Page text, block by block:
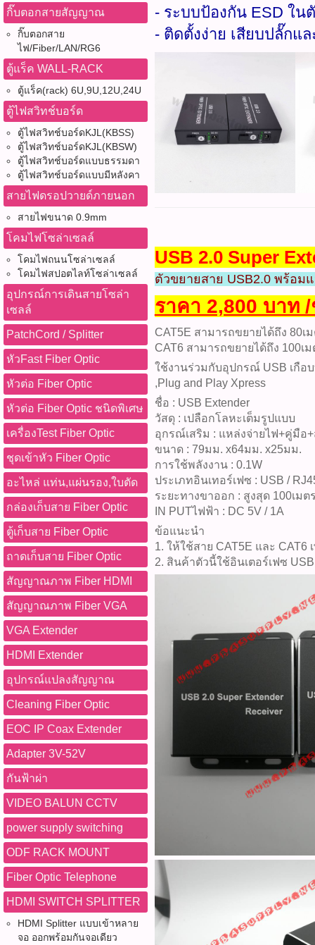
กิ๊บตอกสายสัญญาณ
กิ๊บตอกสาย
ไฟ/Fiber/LAN/RG6
ตู้แร็ค WALL-RACK
ตู้แร็ค(rack) 6U,9U,12U,24U
ตู้ไฟสวิทช์บอร์ด
ตู้ไฟสวิทช์บอร์ดKJL(KBSS)
ตู้ไฟสวิทช์บอร์ดKJL(KBSW)
ตู้ไฟสวิทช์บอร์ดแบบธรรมดา
ตู้ไฟสวิทช์บอร์ดแบบมีหลังคา
สายไฟดรอปวายด์ภายนอก
สายไฟขนาด 0.9mm
โคมไฟโซล่าเซลล์
โคมไฟถนนโซล่าเซลล์
โคมไฟสปอตไลท์โซล่าเซลล์
อุปกรณ์การเดินสายโซล่า
เซลล์
PatchCord / Splitter
หัวFast Fiber Optic
หัวต่อ Fiber Optic
หัวต่อ Fiber Optic ชนิดพิเศษ
เครื่องTest Fiber Optic
ชุดเข้าหัว Fiber Optic
อะไหล่ แท่น,แผ่นรอง,ใบตัด
กล่องเก็บสาย Fiber Optic
ตู้เก็บสาย Fiber Optic
ถาดเก็บสาย Fiber Optic
สัญญาณภาพ Fiber HDMI
สัญญาณภาพ Fiber VGA
VGA Extender
HDMI Extender
อุปกรณ์แปลงสัญญาณ
Cleaning Fiber Optic
EOC IP Coax Extender
Adapter 3V-52V
กันฟ้าผ่า
VIDEO BALUN CCTV
power supply switching
ODF RACK MOUNT
Fiber Optic Telephone
HDMI SWITCH SPLITTER
HDMI Splitter แบบเข้าหลาย
จอ ออกพร้อมกันจอเดียว
- ระบบป้องกัน ESD ใน
- ติดตั้งง่าย เสียบปลั๊กแล
USB 2.0 Super
ตัวขยายสาย USB2.0 พร้อม
ราคา 2,800 บาท
CAT5E สามารถขยายได้ถึง 80เ
CAT6 สามารถขยายได้ถึง 100เม
ใช้งานร่วมกับอุปกรณ์ USB เกือ
,Plug and Play Xpress
ชื่อ : USB Extender
วัสดุ : เปลือกโลหะเต็มรูปแบบ
อุกรณ์เสริม : แหล่งจ่ายไฟ+คู่มือ+
ขนาด : 79มม. x64มม. x25มม.
การใช้พลังงาน : 0.1W
ประเภทอินเทอร์เฟซ : USB /
ระยะทางขาออก : สูงสุด 100เมต
IN PUTไฟฟ้า : DC 5V / 1A
ข้อแนะนำ
1. ให้ใช้สาย CAT5E และ CAT6
2. สินค้าตัวนี้ใช้อินเตอร์เฟซ